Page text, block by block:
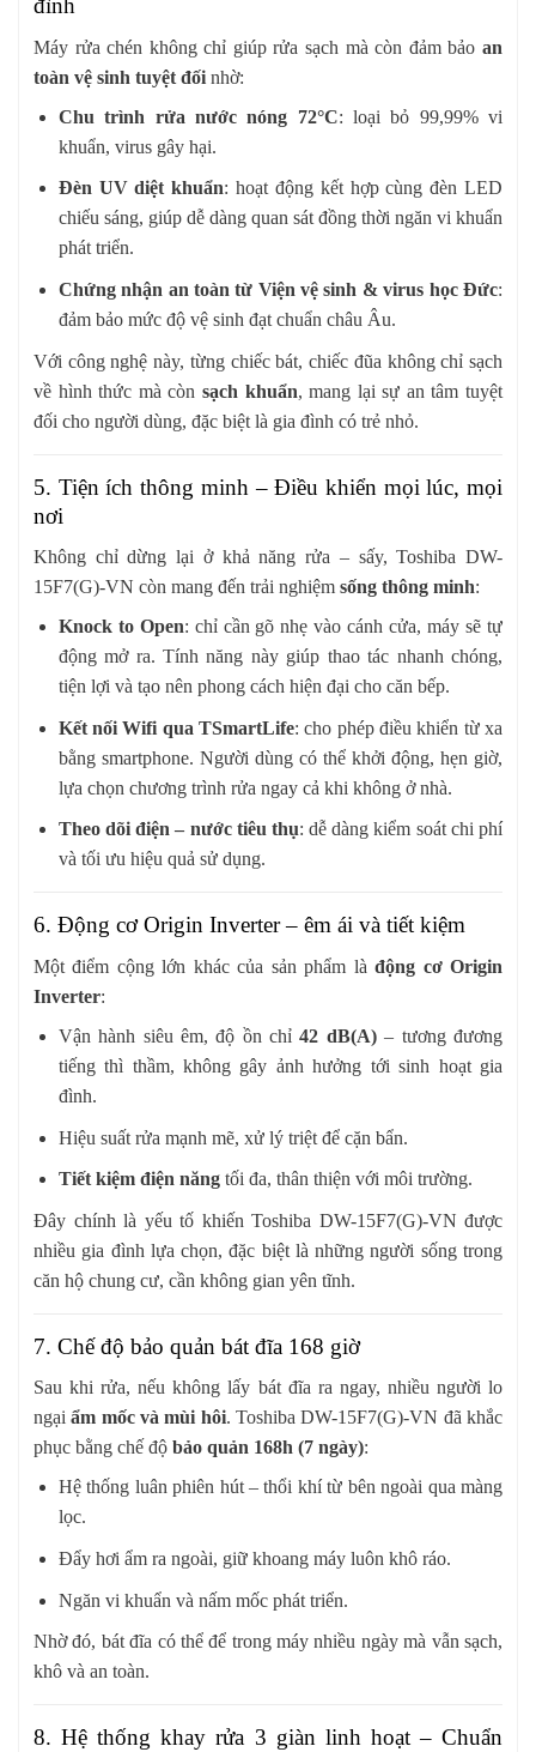
đình
Máy rửa chén không chỉ giúp rửa sạch mà còn đảm bảo an
toàn vệ sinh tuyệt đối nhờ:
Chu trình rửa nước nóng 72°C: loại bỏ 99,99% vi
khuẩn, virus gây hại.
Đèn UV diệt khuẩn: hoạt động kết hợp cùng đèn LED
chiếu sáng, giúp dễ dàng quan sát đồng thời ngăn vi khuẩn
phát triển.
Chứng nhận an toàn từ Viện vệ sinh & virus học Đức:
đảm bảo mức độ vệ sinh đạt chuẩn châu Âu.
Với công nghệ này, từng chiếc bát, chiếc đũa không chỉ sạch
về hình thức mà còn sạch khuẩn, mang lại sự an tâm tuyệt
đối cho người dùng, đặc biệt là gia đình có trẻ nhỏ.
5. Tiện ích thông minh – Điều khiển mọi lúc, mọi
nơi
Không chỉ dừng lại ở khả năng rửa – sấy, Toshiba DW-
15F7(G)-VN còn mang đến trải nghiệm sống thông minh:
Knock to Open: chỉ cần gõ nhẹ vào cánh cửa, máy sẽ tự
động mở ra. Tính năng này giúp thao tác nhanh chóng,
tiện lợi và tạo nên phong cách hiện đại cho căn bếp.
Kết nối Wifi qua TSmartLife: cho phép điều khiển từ xa
bằng smartphone. Người dùng có thể khởi động, hẹn giờ,
lựa chọn chương trình rửa ngay cả khi không ở nhà.
Theo dõi điện – nước tiêu thụ: dễ dàng kiểm soát chi phí
và tối ưu hiệu quả sử dụng.
6. Động cơ Origin Inverter – êm ái và tiết kiệm
Một điểm cộng lớn khác của sản phẩm làđộng cơ Origin
Inverter:
Vận hành siêu êm, độ ồn chỉ42 dB(A)– tương đương
tiếng thì thầm, không gây ảnh hưởng tới sinh hoạt gia
đình.
Hiệu suất rửa mạnh mẽ, xử lý triệt để cặn bẩn.
Tiết kiệm điện năngtối đa, thân thiện với môi trường.
Đây chính là yếu tố khiến Toshiba DW-15F7(G)-VN được
nhiều gia đình lựa chọn, đặc biệt là những người sống trong
căn hộ chung cư, cần không gian yên tĩnh.
7. Chế độ bảo quản bát đĩa 168 giờ
Sau khi rửa, nếu không lấy bát đĩa ra ngay, nhiều người lo
ngạiẩm mốc và mùi hôi. Toshiba DW-15F7(G)-VN đã khắc
phục bằng chế độ bảo quản 168h (7 ngày):
Hệ thống luân phiên hút – thổi khí từ bên ngoài qua màng
lọc.
Đẩy hơi ẩm ra ngoài, giữ khoang máy luôn khô ráo.
Ngăn vi khuẩn và nấm mốc phát triển.
Nhờ đó, bát đĩa có thể để trong máy nhiều ngày mà vẫn sạch,
khô và an toàn.
8. Hệ thống khay rửa 3 giàn linh hoạt – Chuẩn